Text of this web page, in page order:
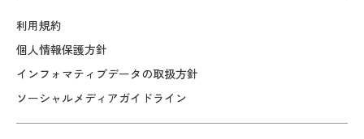
利用規約
個人情報保護方針
インフォマティブデータの取扱方針
ソーシャルメディアガイドライン